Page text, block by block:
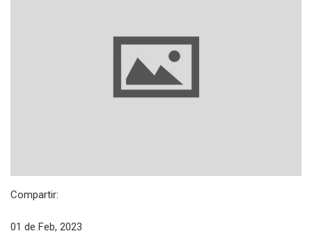
Compartir:
01 de Feb, 2023